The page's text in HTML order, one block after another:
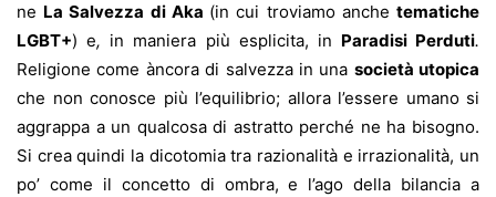
ne La Salvezza di Aka (in cui troviamo anchetematiche
LGBT+) e, in maniera più esplicita, in Paradisi Perduti.
Religione come àncora di salvezza in una società utopica
che non conosce più l’equilibrio; allora l’essere umano si
aggrappa a un qualcosa di astratto perché ne ha bisogno.
Si crea quindi la dicotomia tra razionalità e irrazionalità, un
po’ come il concetto di ombra, e l’ago della bilancia a